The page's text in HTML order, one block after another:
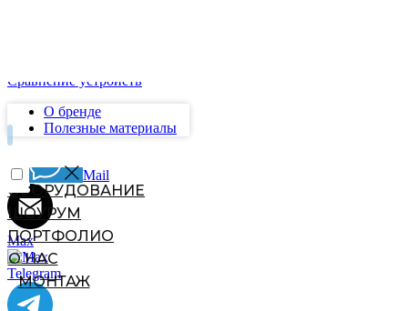
Сравнение устройств
О бренде
Полезные материалы
Mail
Max
Telegram